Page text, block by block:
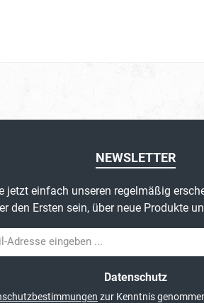
NEWSLETTER
jetzt einfach unseren regelmäßig
den Ersten sein, über neue Produkte
Datenschutz
zur Kenntnis